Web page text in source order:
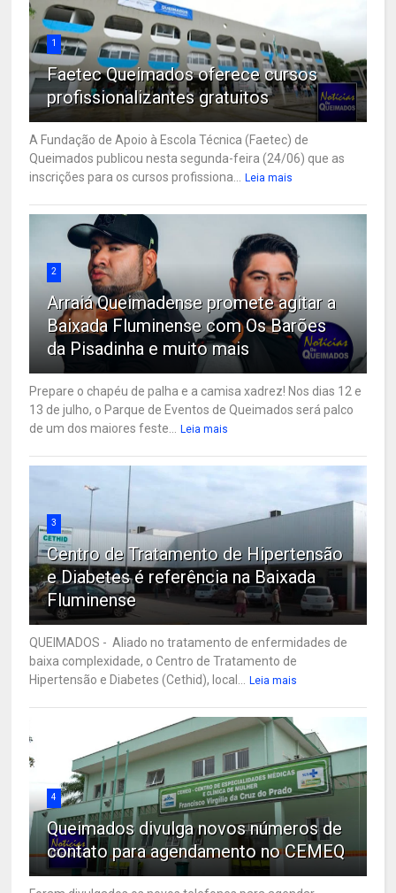
1
Faetec Queimados oferece cursos
profissionalizantes gratuitos
A Fundação de Apoio à Escola Técnica (Faetec) de
Queimados publicou nesta segunda-feira (24/06) que as
inscrições para os cursos profissiona...
Leia mais
2
Arraiá Queimadense promete agitar a
Baixada Fluminense com Os Barões
da Pisadinha e muito mais
Prepare o chapéu de palha e a camisa xadrez! Nos dias 12 e
13 de julho, o Parque de Eventos de Queimados será palco
de um dos maiores feste...
Leia mais
3
Centro de Tratamento de Hipertensão
e Diabetes é referência na Baixada
Fluminense
QUEIMADOS - Aliado no tratamento de enfermidades de
baixa complexidade, o Centro de Tratamento de
Hipertensão e Diabetes (Cethid), local...
Leia mais
4
Queimados divulga novos números de
contato para agendamento no CEMEQ